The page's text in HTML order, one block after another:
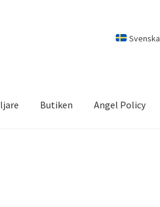
Svenska
Butiken Angel Policy